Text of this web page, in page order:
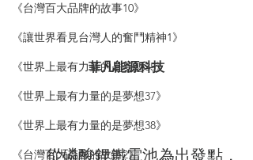
《台灣百大品牌的故事10》
《讓世界看見台灣人的奮鬥精神1》
《世界上最有力量的是夢想35》
《世界上最有力量的是夢想37》
《世界上最有力量的是夢想38》
《台灣百大品牌的故事2》
菲凡能源科技